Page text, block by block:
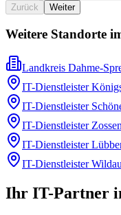
Zurück Weiter
Weitere Standorte
Landkreis Dahme-
IT-Dienstleister
IT-Dienstleister
IT-Dienstleister Zossen
IT-Dienstleister
IT-DienstleisterWildau
Ihr IT-Partner